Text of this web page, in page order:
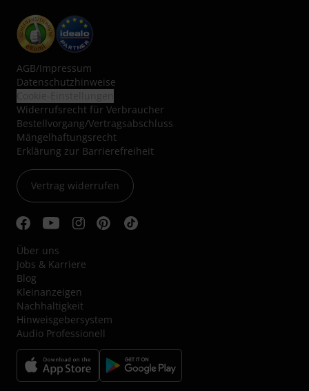
AGB/Impressum
Datenschutzhinweise
Widerrufsrecht für Verbraucher
Bestellvorgang/Vertragsabschluss
Mängelhaftungsrecht
Erklärung zur Barrierefreiheit
Vertrag widerrufen
Über uns
Jobs & Karriere
Blog
Kleinanzeigen
Nachhaltigkeit
Hinweisgebersystem
Audio Professionell